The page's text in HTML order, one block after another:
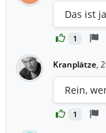
1
Das ist
Kranplätze,
1
Rein,